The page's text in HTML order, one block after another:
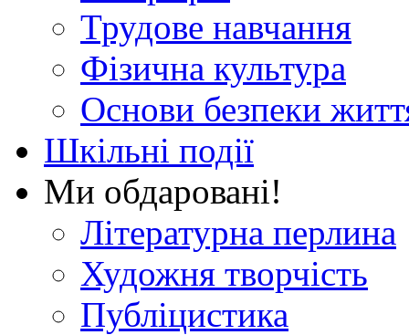
Трудове навчання
Фізична культура
Основи безпеки
Шкільні події
Ми обдаровані!
Літературна перлина
Художня творчість
Публіцистика